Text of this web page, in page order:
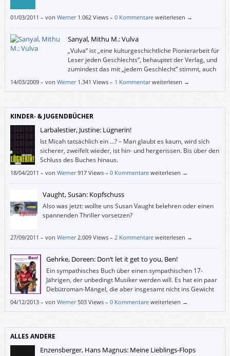
01/03/2011 – von Werner 1.062 Views – 0 Kommentare weiterlesen →
Sanyal, Mithu M.: Vulva
„Vulva“ ist „eine kulturgeschichtliche Pionierarbeit für
Leser jeden Geschlechts“, behauptet der Verlag, und
zumindest das mit „jedem Geschlecht“ stimmt, auch
wenn man sich als Mann nicht wohl dabei fühlt,
wenn mir – wie den Frauen über Jahrtausende hinweg – suggeriert
worden wäre, ich hätte gar kein Geschlechtsorgan oder auf jeden Fall
kein richtiges.
14/03/2009– von Werner 1.341 Views – 1 Kommentar weiterlesen →
KINDER- & JUGENDBÜCHER
Larbalestier, Justine: Lügnerin!
Ist Micah tatsächlich ein …? – Man glaubt es kaum, wird sich
sicherer, zweifelt wieder, ist hin- und hergerissen. Bis über den
Schluss des Buches hinaus.
18/04/2011 – von Werner 917 Views – 0 Kommentare weiterlesen →
Vaught, Susan: Kopfschuss
Also was jetzt: wollte uns Susan Vaught belehren oder einen
spannenden Thriller vorsetzen?
27/09/2011 – von Werner 2.009 Views – 2 Kommentare weiterlesen →
Gehrke, Doreen: Don‘t let it get to you, Ben!
Ein sympathisches Buch über einen sympathischen 17-
Jährigen, der unbedingt Musiker werden will. Es hat ein paar
Debütroman-Mängel, die aber insgesamt nicht ins Gewicht
fallen.
04/12/2013– von Werner 503 Views – 0 Kommentare weiterlesen →
ALLES ANDERE
Enzensberger, Hans Magnus: Meine Lieblings-Flops